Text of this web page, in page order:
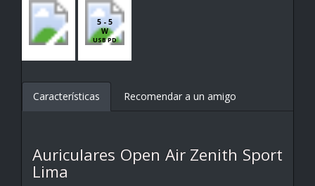
5 - 5
W
USB PD
Características Recomendar a un amigo
Auriculares Open Air Zenith Sport
Lima